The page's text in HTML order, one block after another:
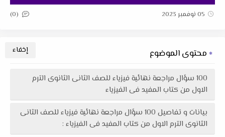
05 نوفمبر 2023 (0)
محتوى الموضوع
100 سؤال مراجعة نهائية فيزياء للصف الثانى الثانوى الترم
الاول من كتاب المفيد فى الفيزياء
بيانات و تفاصيل 100 سؤال مراجعة نهائية فيزياء للصف الثانى
الثانوى الترم الاول من كتاب المفيد فى الفيزياء :